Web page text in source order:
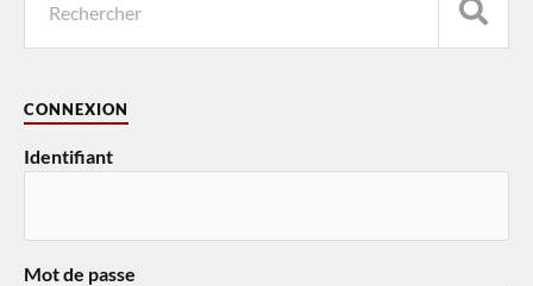
CONNEXION
Identifiant
Mot de passe